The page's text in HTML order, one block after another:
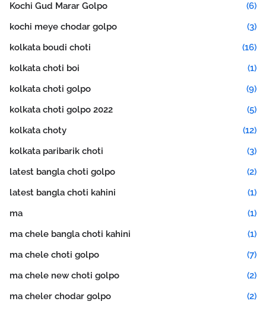
Kochi Gud Marar Golpo
(6)
kochi meye chodar golpo
(3)
kolkata boudi choti
(16)
kolkata choti boi
(1)
kolkata choti golpo
(9)
kolkata choti golpo 2022
(5)
kolkata choty
(12)
kolkata paribarik choti
(3)
latest bangla choti golpo
(2)
latest bangla choti kahini
(1)
ma
(1)
ma chele bangla choti kahini
(1)
ma chele choti golpo
(7)
ma chele new choti golpo
(2)
ma cheler chodar golpo
(2)